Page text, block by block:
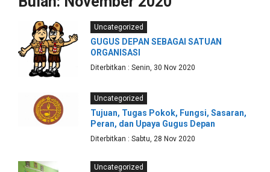
Uncategorized
GUGUS DEPAN SEBAGAI SATUAN
ORGANISASI
Diterbitkan : Senin, 30 Nov 2020
Uncategorized
Tujuan, Tugas Pokok, Fungsi, Sasaran,
Peran, dan Upaya Gugus Depan
Diterbitkan : Sabtu, 28 Nov 2020
Uncategorized